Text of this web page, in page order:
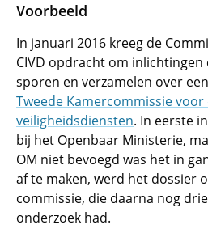
Voorbeeld
In januari 2016 kreeg de
CIVD opdracht om inlichtingen
sporen en verzamelen over
Tweede Kamercommissie
veiligheidsdiensten. In eerste
bij het Openbaar Ministerie,
OM niet bevoegd was het in
af te maken, werd het dossier
commissie, die daarna nog
onderzoek had.